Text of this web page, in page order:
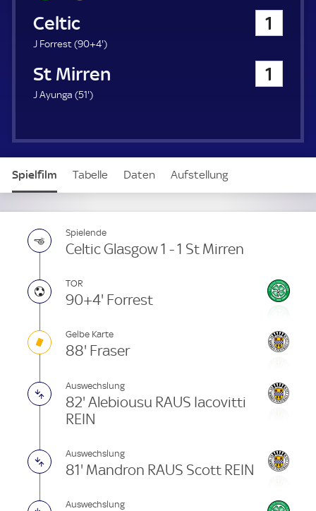
Celtic Glasgow 1
J Forrest (90+4'9
.
t
e
)
St Mirren 1
J Ayunga (51'5
u
t
)
Spielfilm Tabelle Daten Aufstellung
Spielende
Celtic Glasgow 1 - 1 St Mirren
TOR
90+4' Forrest
Gelbe Karte
88' Fraser
Auswechslung
82' Alebiousu RAUS Iacovitti
REIN
Auswechslung
81' Mandron RAUS Scott REIN
Auswechslung